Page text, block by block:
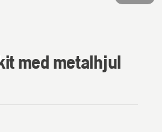
med metalhjul